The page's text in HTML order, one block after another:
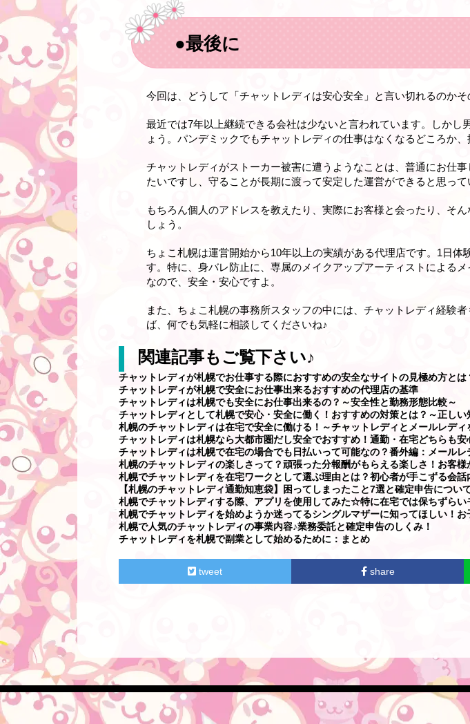
●最後に
今回は、どうして「チャットレディは安心安全」と言い切れるのか
最近では7年以上継続できる会社は少ないと言われています。しか
ょう。パンデミックでもチャットレディの仕事はなくなるどころか
チャットレディがストーカー被害に遭うようなことは、普通にお仕
たいですし、守ることが長期に渡って安定した運営ができると思って
もちろん個人のアドレスを教えたり、実際にお客様と会ったり、そ
しょう。
ちょこ札幌は運営開始から10年以上の実績がある代理店です。1日
す。特に、身バレ防止に、専属のメイクアップアーティストによる
なので、安全・安心ですよ。
また、ちょこ札幌の事務所スタッフの中には、チャットレディ経験
ば、何でも気軽に相談してくださいね♪
関連記事もご覧下さい♪
チャットレディが札幌でお仕事する際におすすめの安全なサイトの見極め方とは
チャットレディが札幌で安全にお仕事出来るおすすめの代理店の基準
チャットレディは札幌でも安全にお仕事出来るの？～安全性と勤務形態比較～
チャットレディとして札幌で安心・安全に働く！おすすめの対策とは？～正しい
札幌のチャットレディは在宅で安全に働ける！～チャットレディとメールレデ
チャットレディは札幌なら大都市圏だし安全でおすすめ！通勤・在宅どちらも
チャットレディは札幌で在宅の場合でも日払いって可能なの？番外編：メール
札幌のチャットレディの楽しさって？頑張った分報酬がもらえる楽しさ！お客様
札幌でチャットレディを在宅ワークとして選ぶ理由とは？初心者が手こずる会
【札幌のチャットレディ通勤知恵袋】困ってしまったこと7選と確定申告につい
札幌でチャットレディする際、アプリを使用してみた☆特に在宅では保ちずらい
札幌でチャットレディを始めようか迷ってるシングルマザーに知ってほしい！
札幌で人気のチャットレディの事業内容♪業務委託と確定申告のしくみ！
チャットレディを札幌で副業として始めるために：まとめ
tweet share